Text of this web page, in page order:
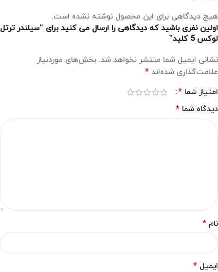
هیچ دیدگاهی برای این محصول نوشته نشده است.
اولین نفری باشید که دیدگاهی را ارسال می کنید برای “سیلندر ترتل
لوکس 5 کلید”
نشانی ایمیل شما منتشر نخواهد شد. بخش‌های موردنیاز
علامت‌گذاری شده‌اند *
امتیاز شما *
دیدگاه شما *
نام *
ایمیل *